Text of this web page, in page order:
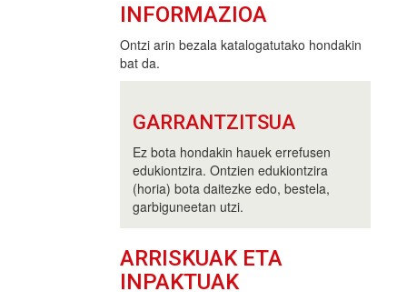
INFORMAZIOA
Ontzi arin bezala katalogatutako hondakin
bat da.
GARRANTZITSUA
Ez bota hondakin hauek errefusen
edukiontzira. Ontzien edukiontzira
(horia) bota daitezke edo, bestela,
garbiguneetan utzi.
ARRISKUAK ETA
INPAKTUAK